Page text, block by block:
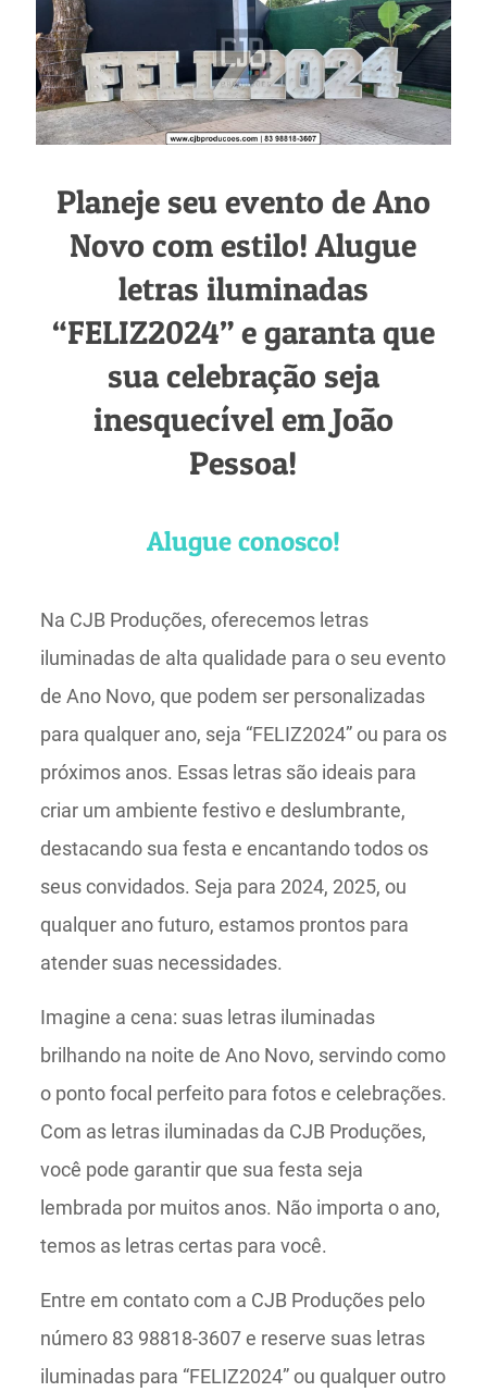
Planeje seu evento de Ano
Novo com estilo! Alugue
letras iluminadas
“FELIZ2024” e garanta que
sua celebração seja
inesquecível em João
Pessoa!
Alugue conosco!
Na CJB Produções, oferecemos letras
iluminadas de alta qualidade para o seu evento
de Ano Novo, que podem ser personalizadas
para qualquer ano, seja “FELIZ2024” ou para os
próximos anos. Essas letras são ideais para
criar um ambiente festivo e deslumbrante,
destacando sua festa e encantando todos os
seus convidados. Seja para 2024, 2025, ou
qualquer ano futuro, estamos prontos para
atender suas necessidades.
Imagine a cena: suas letras iluminadas
brilhando na noite de Ano Novo, servindo como
o ponto focal perfeito para fotos e celebrações.
Com as letras iluminadas da CJB Produções,
você pode garantir que sua festa seja
lembrada por muitos anos. Não importa o ano,
temos as letras certas para você.
Entre em contato com a CJB Produções pelo
número 83 98818-3607 e reserve suas letras
iluminadas para “FELIZ2024” ou qualquer outro